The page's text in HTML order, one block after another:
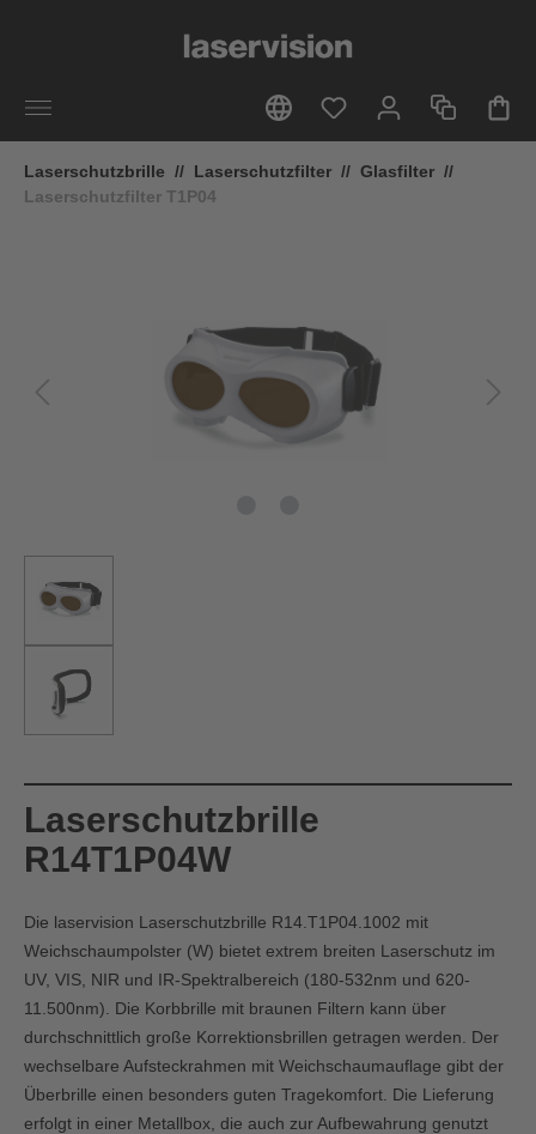
Laserschutzbrille // Laserschutzfilter // Glasfilter //
Laserschutzfilter T1P04
Laserschutzbrille
R14T1P04W
Die laservision Laserschutzbrille R14.T1P04.1002 mit
Weichschaumpolster (W) bietet extrem breiten Laserschutz im
UV, VIS, NIR und IR-Spektralbereich (180-532nm und 620-
11.500nm). Die Korbbrille mit braunen Filtern kann über
durchschnittlich große Korrektionsbrillen getragen werden. Der
wechselbare Aufsteckrahmen mit Weichschaumauflage gibt der
Überbrille einen besonders guten Tragekomfort. Die Lieferung
erfolgt in einer Metallbox, die auch zur Aufbewahrung genutzt